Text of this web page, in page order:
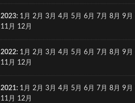
2023: 1月 2月 3月 4月 5月 6月 7月 8月 9月
11月
12月
2022: 1月 2月 3月 4月 5月 6月 7月 8月 9月
11月
12月
2021: 1月 2月 3月 4月 5月 6月 7月 8月 9月
11月
12月